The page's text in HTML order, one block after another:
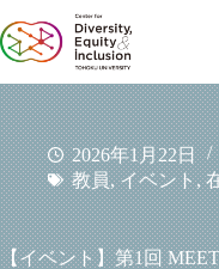
ン
テ
ン
ツ
へ
ス
キ
ッ
プ
2026年1月22日
教員,イベント,
【イベント】第1回